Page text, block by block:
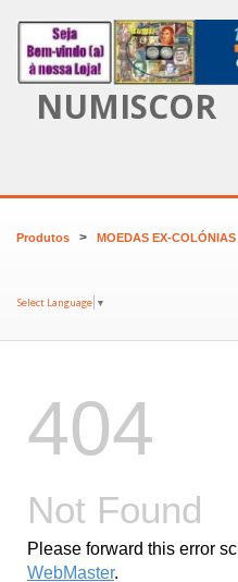
NUMISCOR
Produtos > MOEDAS EX-COLÓNIAS
Select Language ▼